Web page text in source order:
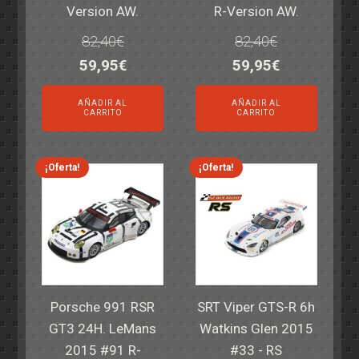
Version AW.
82,40€
El
precio
original
era:
82,40€.
59,95€El
precio
es:
59,95€.
AÑADIR AL
CARRITO
R-Version AW.
82,40€
El
precio
original
era:
82,40€.
59,95€El
precio
es:
59,95€.
AÑADIR AL
CARRITO
¡Oferta!
Porsche 991 RSR
GT3 24H. LeMans
2015 #91 R-
¡Oferta!
SRT Viper GTS-R 6h
Watkins Glen 2015
#33 - RS